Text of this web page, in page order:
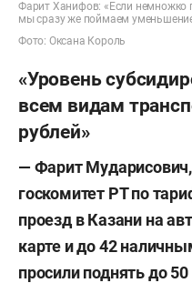
Фарит Ханифов: «Если немножко
мы сразу же поймаем
Фото: Оксана Король
«Уровень
всем видам
рублей»
— Фарит Мударисович,
госкомитет РТ по
проезд в Казани на
карте и до 42
просили поднять до